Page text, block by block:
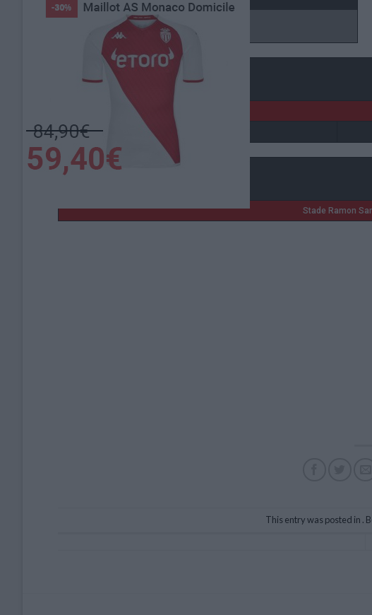
Myron BOADU 10
Attaquant
Détails
7 décembre 2022
Stade Ramon
This entry was posted in .